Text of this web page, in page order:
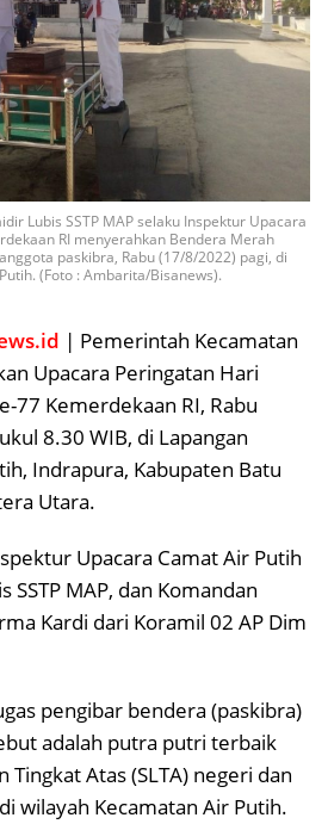
Lubis SSTP MAP selaku Inspektur Upacara
RI menyerahkan Bendera Merah
paskibra, Rabu (17/8/2022) pagi, di
(Foto : Ambarita/Bisanews).
| Pemerintah Kecamatan
Upacara Peringatan Hari
77 Kemerdekaan RI, Rabu
8.30 WIB, di Lapangan
Indrapura, Kabupaten Batu
Utara.
Upacara Camat Air Putih
SSTP MAP, dan Komandan
Kardi dari Koramil 02 AP Dim
pengibar bendera (paskibra)
adalah putra putri terbaik
Tingkat Atas (SLTA) negeri dan
wilayah Kecamatan Air Putih.